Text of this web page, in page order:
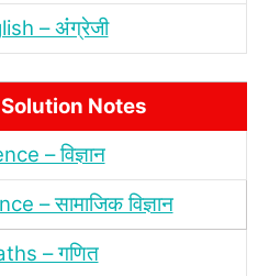
– अंंग्रेजी
Notes
– विज्ञान
– सामाजिक विज्ञान
– गणित